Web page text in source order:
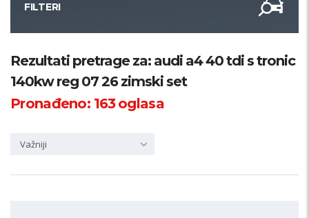
FILTERI
Kategorija
Županija
Rezultati pretrage za: audi a4 40 tdi s tronic
140kw reg 07 26 zimski set
Pronađeno: 163oglasa
Važniji